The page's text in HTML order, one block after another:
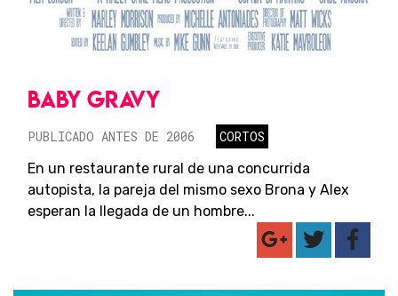
BABY GRAVY
PUBLICADO ANTES DE 2006
CORTOS
En un restaurante rural de una concurrida
autopista, la pareja del mismo sexo Brona y Alex
esperan la llegada de un hombre...